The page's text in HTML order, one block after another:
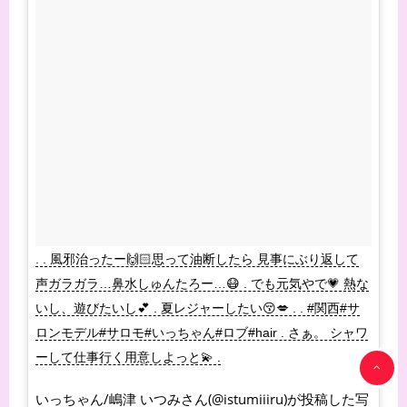
. . 風邪治ったー🙌🏻思って油断したら 見事にぶり返して
声ガラガラ…鼻水しゅんたろー…😷 . でも元気やで💗 熱な
いし、遊びたいし💕 . 夏レジャーしたい😚💋 . . #関西#サ
ロンモデル#サロモ#いっちゃん#ロブ#hair . さぁ。 シャワ
ーして仕事行く用意しよっと💫 .
いっちゃん/嶋津 いつみさん(@istumiiiru)が投稿した写